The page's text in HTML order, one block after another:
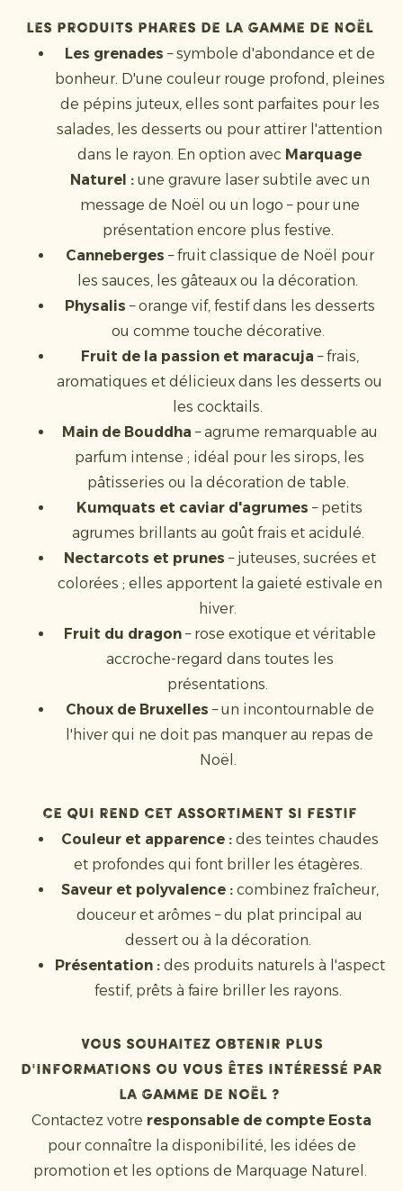
Les produits phares de la gamme de Noël
Les grenades – symbole d'abondance et de
bonheur. D'une couleur rouge profond, pleines
de pépins juteux, elles sont parfaites pour les
salades, les desserts ou pour attirer l'attention
dans le rayon. En option avec Marquage
Naturel :une gravure laser subtile avec un
message de Noël ou un logo – pour une
présentation encore plus festive.
Canneberges – fruit classique de Noël pour
les sauces, les gâteaux ou la décoration.
Physalis – orange vif, festif dans les desserts
ou comme touche décorative.
Fruit de la passion et maracuja – frais,
aromatiques et délicieux dans les desserts ou
les cocktails.
Main de Bouddha – agrume remarquable au
parfum intense ; idéal pour les sirops, les
pâtisseries ou la décoration de table.
Kumquats et caviar d'agrumes – petits
agrumes brillants au goût frais et acidulé.
Nectarcots et prunes – juteuses, sucrées et
colorées ; elles apportent la gaieté estivale en
hiver.
Fruit du dragon– rose exotique et véritable
accroche-regard dans toutes les
présentations.
Choux de Bruxelles – un incontournable de
l'hiver qui ne doit pas manquer au repas de
Noël.
Ce qui rend cet assortiment si festif
Couleur et apparence :des teintes chaudes
et profondes qui font briller les étagères.
Saveur et polyvalence :combinez fraîcheur,
douceur et arômes – du plat principal au
dessert ou à la décoration.
Présentation :des produits naturels à l'aspect
festif, prêts à faire briller les rayons.
Vous souhaitez obtenir plus
d'informations ou vous êtes intéressé par
la gamme de Noël ?
Contactez votre responsable de compte Eosta
pour connaître la disponibilité, les idées de
promotion et les options de Marquage Naturel.